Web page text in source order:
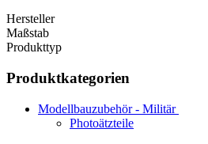
Hersteller
Maßstab
Produkttyp
Produktkategorien
Modellbauzubehör - Militär
Photoätzteile